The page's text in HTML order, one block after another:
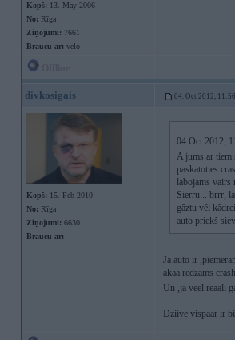
Kopš: 13. May 2006
No: Rīga
Ziņojumi: 7661
Braucu ar: velo
divkosigais 04. Oct 2012, 11:56
Kopš: 15. Feb 2010
No: Rīga
Ziņojumi: 6630
Braucu ar:
04 Oct 2012,
A jums ar tiem
paskatoties
labojams
Sierru... brrr,
gāztu vēl
auto priekš
Ja auto ir
akaa redzams
Un ,ja veel reaali
Dziive vispaar ir